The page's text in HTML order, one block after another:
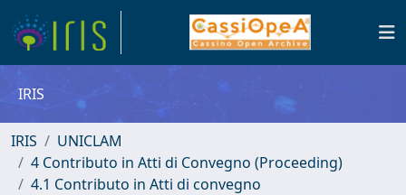
IRIS
IRIS
UNICLAM
4 Contributo in Atti di Convegno (Proceeding)
4.1 Contributo in Atti di convegno